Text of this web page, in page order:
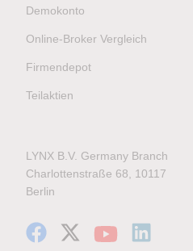
Demokonto
Online-Broker Vergleich
Firmendepot
Teilaktien
LYNX B.V. Germany Branch
Charlottenstraße 68, 10117
Berlin